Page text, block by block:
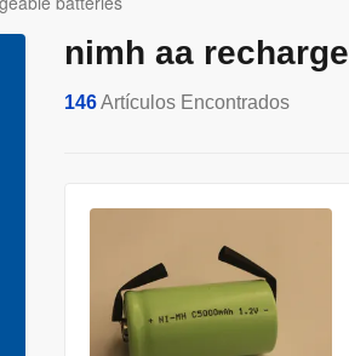
nimh aa
146Artículos Encontrados